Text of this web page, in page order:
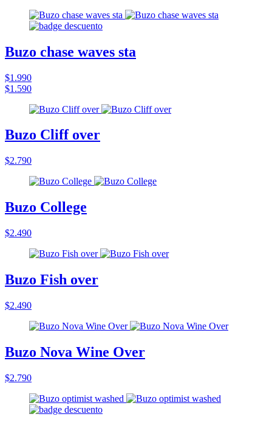
Buzo chase waves sta
$1.990
$1.590
Buzo Cliff over
$2.790
Buzo College
$2.490
Buzo Fish over
$2.490
Buzo Nova Wine Over
$2.790